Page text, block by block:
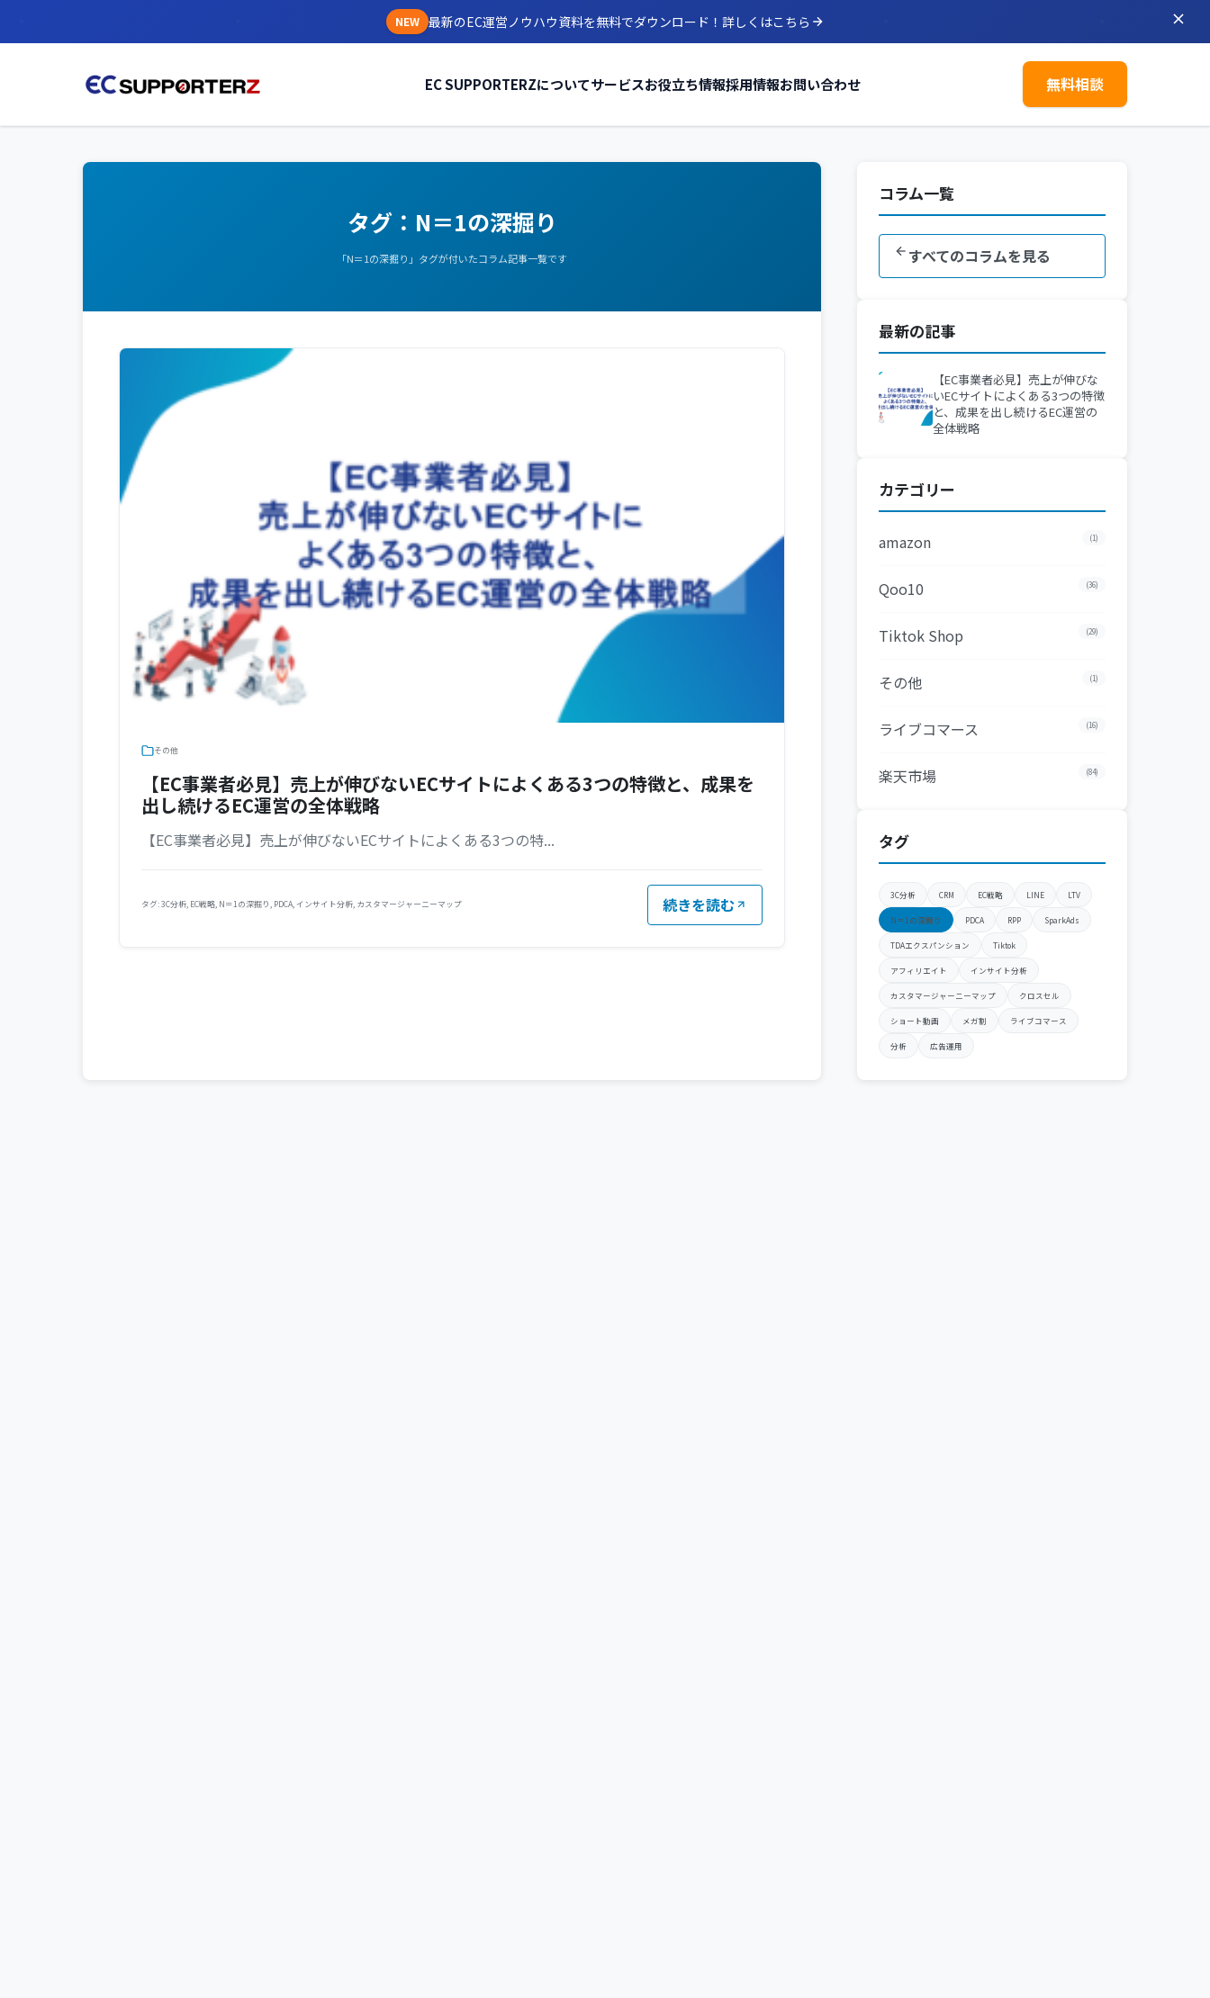
NEW 最新のEC運営ノウハウ資料を無料でダウンロード！ 詳しくはこちら
EC SUPPORTERZについてサービスお役立ち情報採用情報お問い合わせ 無料相談
タグ：N＝1の深掘り
「N＝1の深掘り」タグが付いたコラム記事一覧です
その他
【EC事業者必見】売上が伸びないECサイトによくある3つの特徴と、成果を
出し続けるEC運営の全体戦略
【EC事業者必見】売上が伸びないECサイトによくある3つの特...
タグ:3C分析, EC戦略, N＝1の深掘り, PDCA, インサイト分析, カスタマージャーニーマップ 続きを読む
コラム一覧
すべてのコラムを見る
最新の記事
【EC事業者必見】売上が伸びな
いECサイトによくある3つの特徴
と、成果を出し続けるEC運営の
全体戦略
カテゴリー
amazon (1)
Qoo10 (36)
Tiktok Shop (29)
その他 (1)
ライブコマース (16)
楽天市場 (84)
タグ
3C分析 CRM EC戦略 LINE LTV
N＝1の深掘り PDCA RPP SparkAds
TDAエクスパンション Tiktok
アフィリエイト インサイト分析
カスタマージャーニーマップ クロスセル
ショート動画 メガ割 ライブコマース
分析 広告運用